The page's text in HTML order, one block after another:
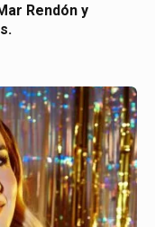
Rendón y